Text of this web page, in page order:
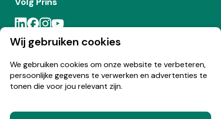
Wij gebruiken cookies
We gebruiken cookies om onze website te verbeteren,
persoonlijke gegevens te verwerken en advertenties te
tonen die voor jou relevant zijn.
Meld je aan voor de Prins nieuwsbrief